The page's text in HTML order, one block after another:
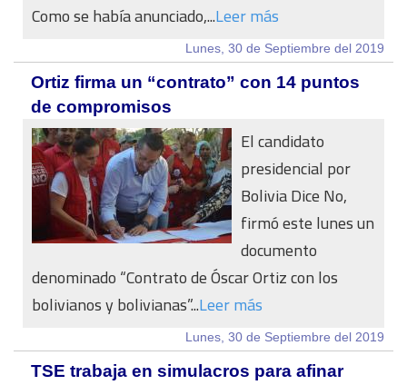
Como se había anunciado,...Leer más
Lunes, 30 de Septiembre del 2019
Ortiz firma un “contrato” con 14 puntos
de compromisos
El candidato
presidencial por
Bolivia Dice No,
firmó este lunes un
documento
denominado “Contrato de Óscar Ortiz con los
bolivianos y bolivianas”...Leer más
Lunes, 30 de Septiembre del 2019
TSE trabaja en simulacros para afinar